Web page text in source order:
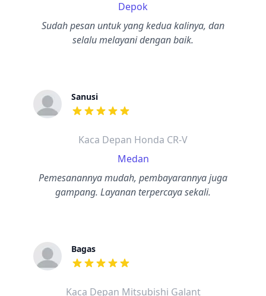
Depok
Sudah pesan untuk yang kedua kalinya, dan
selalu melayani dengan baik.
Sanusi
dari ulasan adalah bintang lima
Kaca Depan Honda CR-V
Medan
Pemesanannya mudah, pembayarannya juga
gampang. Layanan terpercaya sekali.
Bagas
dari ulasan adalah bintang lima
Kaca Depan Mitsubishi Galant